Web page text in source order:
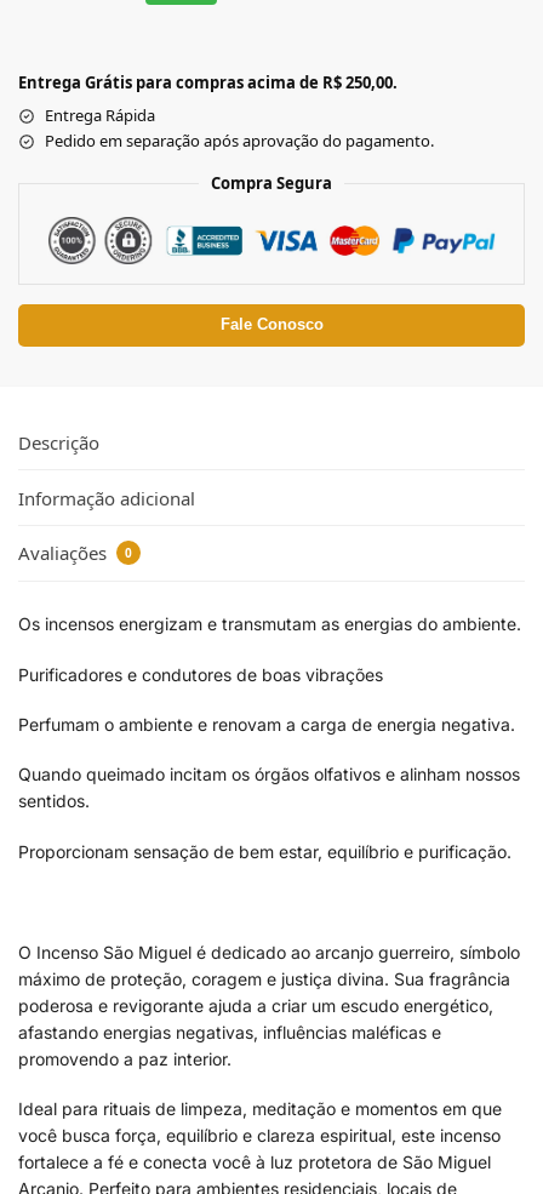
Entrega Grátis para compras acima de R$ 250,00.
Entrega Rápida
Pedido em separação após aprovação do pagamento.
Compra Segura
Fale Conosco
Descrição
Informação adicional
Avaliações 0
Os incensos energizam e transmutam as energias do ambiente.
Purificadores e condutores de boas vibrações
Perfumam o ambiente e renovam a carga de energia negativa.
Quando queimado incitam os órgãos olfativos e alinham nossos
sentidos.
Proporcionam sensação de bem estar, equilíbrio e purificação.
O Incenso São Miguel é dedicado ao arcanjo guerreiro, símbolo
máximo de proteção, coragem e justiça divina. Sua fragrância
poderosa e revigorante ajuda a criar um escudo energético,
afastando energias negativas, influências maléficas e
promovendo a paz interior.
Ideal para rituais de limpeza, meditação e momentos em que
você busca força, equilíbrio e clareza espiritual, este incenso
fortalece a fé e conecta você à luz protetora de São Miguel
Arcanjo. Perfeito para ambientes residenciais, locais de